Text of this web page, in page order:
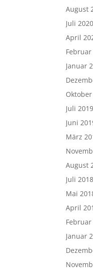
August
Juli 2020
April
Februar
Januar
Juli 2019
Juni
März
August
Juli 2018
Mai
April
Februar
Januar